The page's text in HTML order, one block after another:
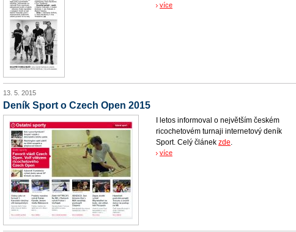
více
13. 5. 2015
Deník Sport o Czech Open 2015
I letos informoval o největším českém
ricochetovém turnaji internetový deník
Sport. Celý článek zde
více